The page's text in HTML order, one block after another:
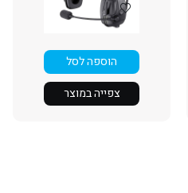
הוספה לסל
צפייה במוצר